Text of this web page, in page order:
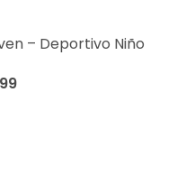
– Deportivo Niño